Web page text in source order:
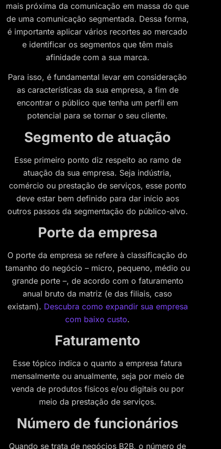
mais próxima da comunicação em massa do que
de uma comunicação segmentada. Dessa forma,
é importante aplicar vários recortes ao mercado
e identificar os segmentos que têm mais
afinidade com a sua marca.
Para isso, é fundamental levar em consideração
as características da sua empresa, a fim de
encontrar o público que tenha um perfil em
potencial para se tornar o seu cliente.
Segmento de atuação
Esse primeiro ponto diz respeito ao ramo de
atuação da sua empresa. Seja indústria,
comércio ou prestação de serviços, esse ponto
deve estar bem definido para dar início aos
outros passos da segmentação do público-alvo.
Porte da empresa
O porte da empresa se refere à classificação do
tamanho do negócio – micro, pequeno, médio ou
grande porte –, de acordo com o faturamento
anual bruto da matriz (e das filiais, caso
existam). Descubra como expandir sua empresa
com baixo custo.
Faturamento
Esse tópico indica o quanto a empresa fatura
mensalmente ou anualmente, seja por meio de
venda de produtos físicos e/ou digitais ou por
meio da prestação de serviços.
Número de funcionários
Quando se trata de negócios B2B, o número de